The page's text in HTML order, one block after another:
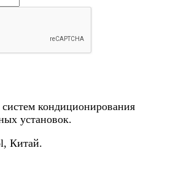
кондиционирования
установок.
Китай.